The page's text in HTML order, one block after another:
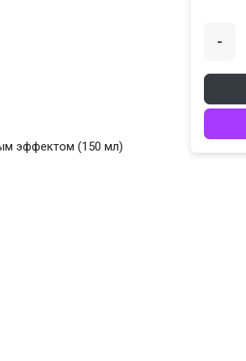
эффектом (150 мл)
-